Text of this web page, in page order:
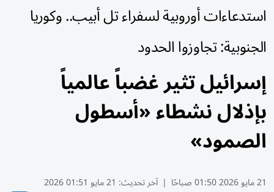
استدعاءات أوروبية لسفراء تل أبيب.. وكوريا
الجنوبية: تجاوزوا الحدود
إسرائيل تثير غضباً عالمياً
بإذلال نشطاء «أسطول
الصمود»
21 مايو 2026 01:50 صباحًا | آخر تحديث: 21 مايو 01:51 2026